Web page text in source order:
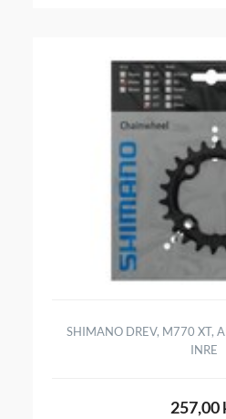
SHIMANO DREV, M770 XT,
INRE
257,00